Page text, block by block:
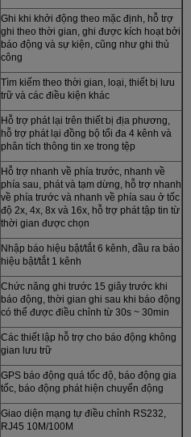
Ghi khi khởi động theo mặc định, hỗ trợ
ghi theo thời gian, ghi được kích hoạt bởi
báo động và sự kiện, cũng như ghi thủ
công
Tìm kiếm theo thời gian, loại, thiết bị lưu
trữ và các điều kiện khác
Hỗ trợ phát lại trên thiết bị địa phương,
hỗ trợ phát lại đồng bộ tối đa 4 kênh và
phân tích thông tin xe trong tệp
Hỗ trợ nhanh về phía trước, nhanh về
phía sau, phát và tạm dừng, hỗ trợ nhanh
về phía trước và nhanh về phía sau ở tốc
độ 2x, 4x, 8x và 16x, hỗ trợ phát tập tin từ
thời gian được chọn
Nhập báo hiệu bật/tắt 6 kênh, đầu ra báo
hiệu bật/tắt 1 kênh
Chức năng ghi trước 15 giây trước khi
báo động, thời gian ghi sau khi báo động
có thể được điều chỉnh từ 30s ~ 30min
Các thiết lập hỗ trợ cho báo động không
gian lưu trữ
GPS báo động quá tốc độ, báo động gia
tốc, báo động phát hiện chuyển động
Giao diện mạng tự điều chỉnh RS232,
RJ45 10M/100M